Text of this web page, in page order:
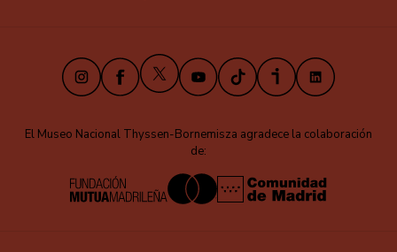
Instagram
Facebook X
YoutubeTikTokiVooxLinkedIn
El Museo Nacional Thyssen-Bornemisza agradece la colaboración
de: